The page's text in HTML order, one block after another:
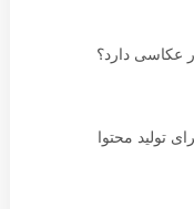
عکاسی دارد؟
تولید محتوا